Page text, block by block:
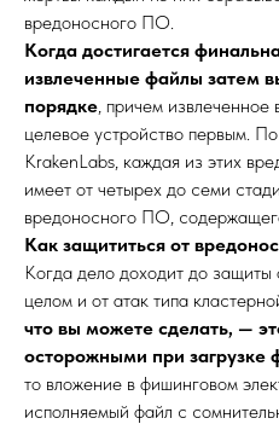
вредоносного ПО.
Когда достигается
извлеченные файлы затем
порядке, причем
целевое устройство первым.
KrakenLabs, каждая из этих
имеет от четырех до семи
вредоносного ПО,
Как защититься от
Когда дело доходит до
целом и от атак типа
что вы можете сделать, —
осторожными при загрузке
то вложение в фишинговом
исполняемый файл с